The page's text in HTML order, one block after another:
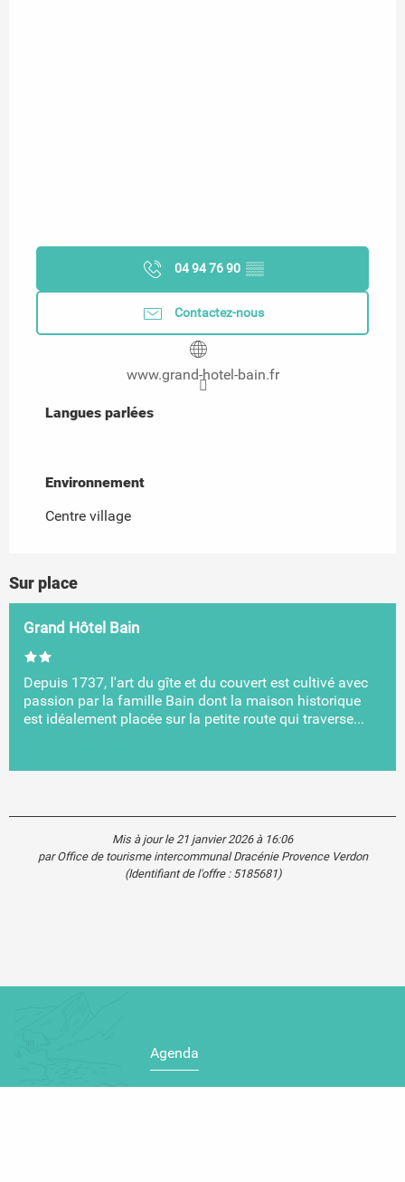
04 94 76 90 ▒▒
Contactez-nous
www.grand-hotel-bain.fr
Langues parlées
Langues parlées
Environnement
Environnement
Centre village
Sur place
Grand Hôtel Bain
Depuis 1737, l'art du gîte et du couvert est cultivé avec
passion par la famille Bain dont la maison historique
est idéalement placée sur la petite route qui traverse...
Mis à jour le 21 janvier 2026 à 16:06
par Office de tourisme intercommunal Dracénie Provence Verdon
(Identifiant de l'offre : 5185681)
Agenda